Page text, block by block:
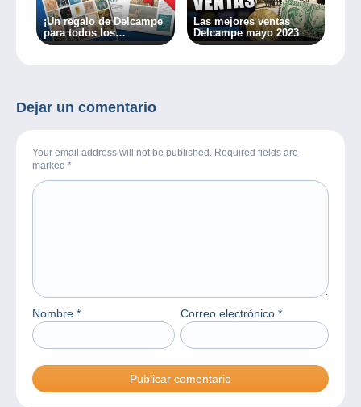
¡Un regalo de Delcampe
para todos los
coleccionistas!
Las mejores ventas
Delcampe mayo 2023
Dejar un comentario
Your email address will not be published. Required fields are
marked *
Nombre * Correo electrónico *